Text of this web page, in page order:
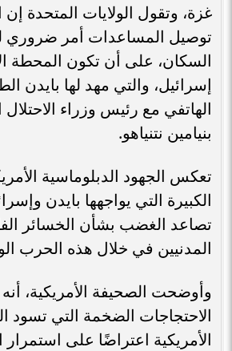
غزة، وتقول الولايات المتحدة
توصيل المساعدات أمر ضروري
السكان، على أن تكون المحطة
إسرائيل، والتي مهد لها بايدن
الهاتفي مع رئيس وزراء الاحتلال
بنيامين نتنياهو.
تعكس الجهود الدبلوماسية
الكبيرة التي يواجهها بايدن
تصاعد الغضب بشأن الخسائر
المدنيين في خلال هذه الحرب
وأوضحت الصحيفة الأمريكية،
الاحتجاجات الضخمة التي تسود
الأمريكية اعتراضًا على استمرار